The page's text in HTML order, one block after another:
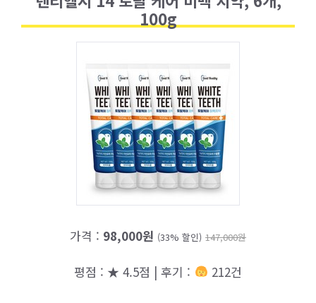
100g
가격 : 98,000원 (33% 할인) 147,000원
평점 : ★ 4.5점 | 후기 : 212건